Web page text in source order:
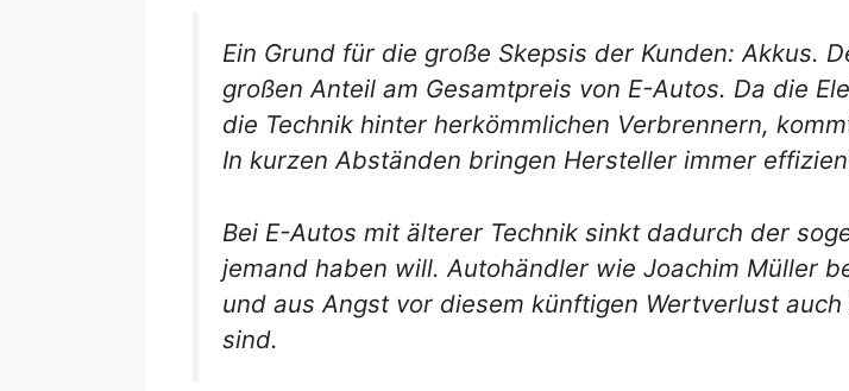
Ein Grund für die große Skepsis der Kunden: Akkus.
großen Anteil am Gesamtpreis von E-Autos. Da die
die Technik hinter herkömmlichen Verbrennern,
In kurzen Abständen bringen Hersteller immer
Bei E-Autos mit älterer Technik sinkt dadurch der
jemand haben will. Autohändler wie Joachim Müller
und aus Angst vor diesem künftigen Wertverlust
sind.